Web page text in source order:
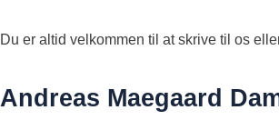
Du er altid velkommen til at skrive til os
Andreas Maegaard